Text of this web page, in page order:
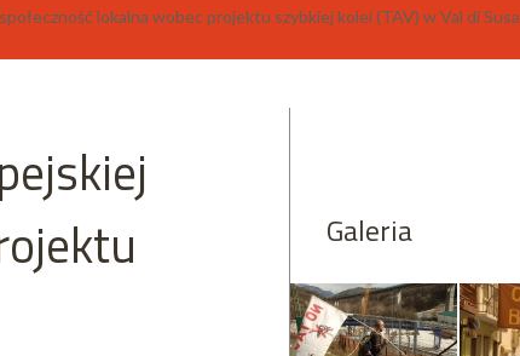
lokalna wobec projektu szybkiej kolei (TAV) w Val di Susa
Galeria